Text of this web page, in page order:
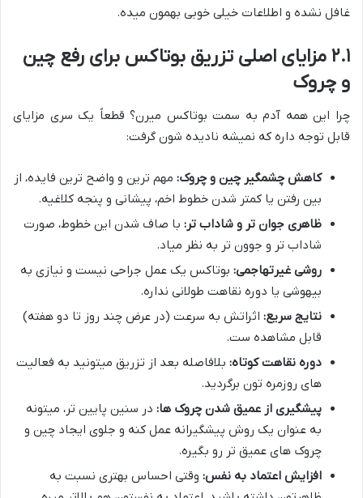
غافل نشده و اطلاعات خیلی خوبی بهمون میده.
۲.۱ مزایای اصلی تزریق بوتاکس برای رفع چین
و چروک
چرا این همه آدم به سمت بوتاکس میرن؟ قطعاً یک سری مزایای
قابل توجه داره که نمیشه نادیده شون گرفت:
کاهش چشمگیر چین و چروک: مهم ترین و واضح ترین فایده، از
بین رفتن یا کمتر شدن خطوط اخم، پیشانی و پنجه کلاغیه.
ظاهری جوان تر و شاداب تر: با صاف شدن این خطوط، صورت
شاداب تر و جوون تر به نظر میاد.
روشی غیرتهاجمی: بوتاکس یک عمل جراحی نیست و نیازی به
بیهوشی یا دوره نقاهت طولانی نداره.
نتایج سریع: اثراتش به سرعت (در عرض چند روز تا دو هفته)
قابل مشاهده ست.
دوره نقاهت کوتاه: بلافاصله بعد از تزریق میتونید به فعالیت
های روزمره تون برگردید.
پیشگیری از عمیق شدن چروک ها: در سنین پایین تر، میتونه
به عنوان یک روش پیشگیرانه عمل کنه و جلوی ایجاد چین و
چروک های عمیق تر رو بگیره.
افزایش اعتماد به نفس: وقتی احساس بهتری نسبت به